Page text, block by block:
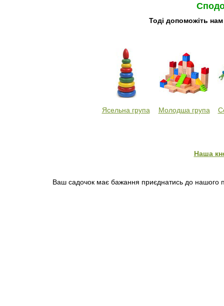
Тоді допоможіть
Ясельна група Молодша група
Наша
Ваш садочок має бажання приєднатись до нашого